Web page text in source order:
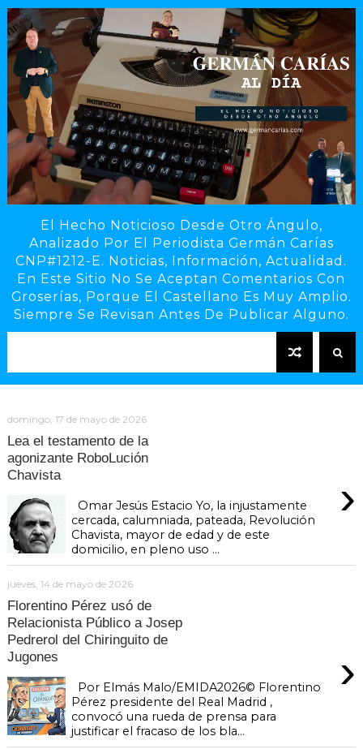
El Hecho Noticioso Desde Otro Ángulo,
Analizado Por El Periodista Germán Carías
CNP#1212-E. Noticias, Información, Actualidad.
En Este Sitio No Se Aceptan Comentarios Con
Groserías, Porque El Castellano Es Muy Amplio.
Siempre Se Revisan Antes De Publicar Alguno.
domingo, 17 de mayo de 2026
Lea el testamento de la
agonizante RoboLución
Chavista
›
Omar Jesús Estacio Yo, la injustamente
cercada, calumniada, pateada, Revolución
Chavista, mayor de edad y de este
domicilio, en pleno uso ...
jueves, 14 de mayo de 2026
Florentino Pérez usó de
Relacionista Público a Josep
Pedrerol del Chiringuito de
Jugones
›
Por Elmás Malo/EMIDA2026© Florentino
Pérez presidente del Real Madrid ,
convocó una rueda de prensa para
justificar el fracaso de los bla...